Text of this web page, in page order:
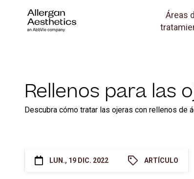
Áreas
Rellenos para las
Descubra cómo tratar las ojeras con rellenos de
LUN., 19 DIC. 2022 ARTÍCULO